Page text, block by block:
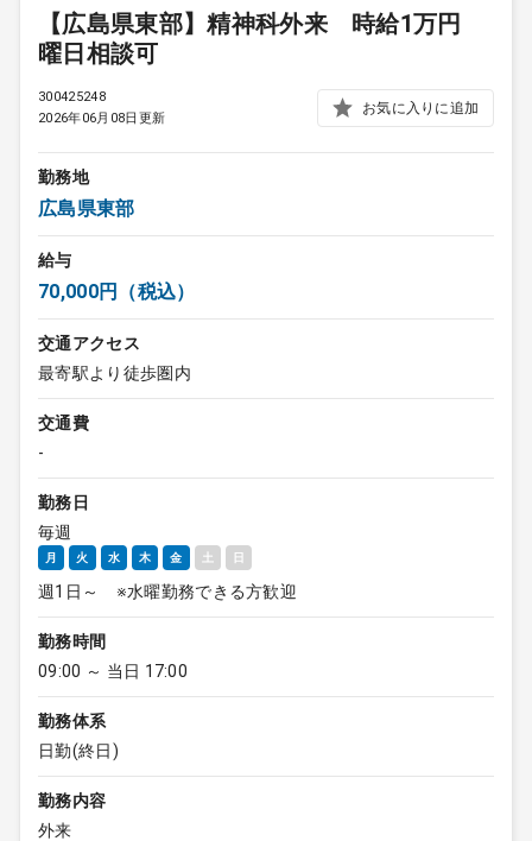
【広島県東部】精神科外来 時給1万円
曜日相談可
300425248
2026年06月08日更新
お気に入りに追加
勤務地
広島県東部
給与
70,000円（税込）
交通アクセス
最寄駅より徒歩圏内
交通費
-
勤務日
毎週
月 火 水 木 金 土 日
週1日～ ※水曜勤務できる方歓迎
勤務時間
09:00 ～ 当日 17:00
勤務体系
日勤(終日)
勤務内容
外来